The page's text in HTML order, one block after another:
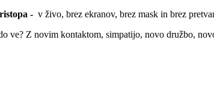
- v živo, brez ekranov, brez mask in brez
ve? Z novim kontaktom, simpatijo, novo družbo,